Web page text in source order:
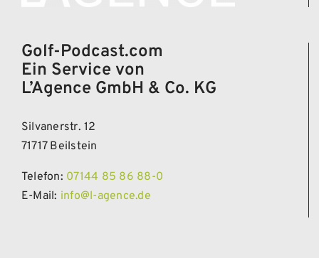
Golf-Podcast.com
Ein Service von
L’Agence GmbH & Co. KG
Silvanerstr. 12
71717 Beilstein
Telefon: 07144 85 86 88-0
E-Mail: info@l-agence.de